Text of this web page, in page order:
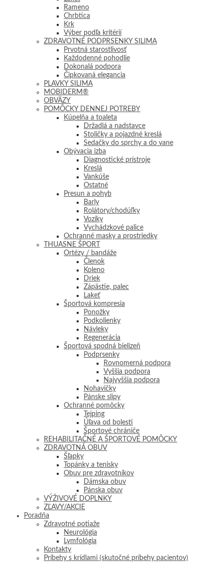
Rameno
Chrbtica
Krk
Výber podľa kritérií
ZDRAVOTNÉ PODPRSENKY SILIMA
Prvotná starostlivosť
Každodenné pohodlie
Dokonalá podpora
Čipkovaná elegancia
PLAVKY SILIMA
MOBIDERM®
OBVÄZY
POMÔCKY DENNEJ POTREBY
Kúpelňa a toaleta
Držadlá a nadstavce
Stoličky a pojazdné kreslá
Sedačky do sprchy a do vane
Obývacia izba
Diagnostické prístroje
Kreslá
Vankúše
Ostatné
Presun a pohyb
Barly
Rolátory/chodúľky
Vozíky
Vychádzkové palice
Ochranné masky a prostriedky
THUASNE ŠPORT
Ortézy / bandáže
Členok
Koleno
Driek
Zápästie, palec
Lakeť
Športová kompresia
Ponožky
Podkolienky
Návleky
Regenerácia
Športová spodná bielizeň
Podprsenky
Rovnomerná podpora
Vyššia podpora
Najvyššia podpora
Nohavičky
Pánske slipy
Ochranné pomôcky
Tejping
Úľava od bolesti
Športové chrániče
REHABILITAČNÉ A ŠPORTOVÉ POMÔCKY
ZDRAVOTNÁ OBUV
Šľapky
Topánky a tenisky
Obuv pre zdravotníkov
Dámska obuv
Pánska obuv
VÝŽIVOVÉ DOPLNKY
ZĽAVY/AKCIE
Poradňa
Zdravotné potiaže
Neurológia
Lymfológia
Kontakty
Príbehy s krídlami (skutočné príbehy pacientov)